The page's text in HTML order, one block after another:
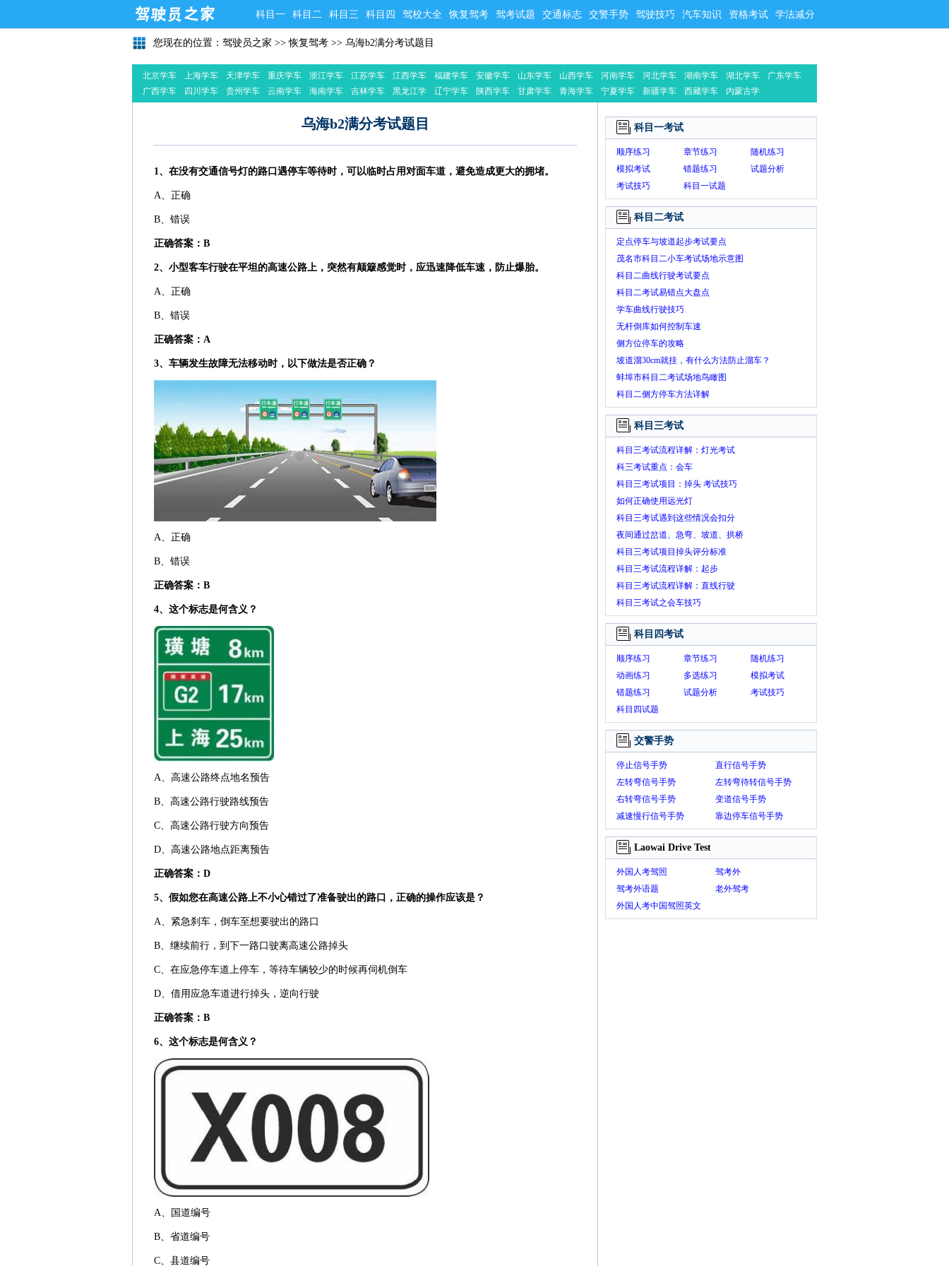
科目一 科目二 科目三 科目四 驾校大全 恢复驾考 驾考试题 交通标志 交警手势 驾驶技巧 汽车知识 资格考试 学法减分
您现在的位置： 驾驶员之家 >>恢复驾考 >> 乌海b2满分考试题目
北京学车 上海学车 天津学车 重庆学车 浙江学车 江苏学车 江西学车 福建学车 安徽学车 山东学车 山西学车 河南学车 河北学车 湖南学车 湖北学车
广东学车
广西学车
四川学车 贵州学车 云南学车 海南学车 吉林学车
黑龙江学
辽宁学车 陕西学车 甘肃学车 青海学车 宁夏学车 新疆学车 西藏学车
内蒙古学
乌海b2满分考试题目
1、在没有交通信号灯的路口遇停车等待时，可以临时占用对面车道，避免造成更大的拥堵。
A、正确
B、错误
正确答案：B
2、小型客车行驶在平坦的高速公路上，突然有颠簸感觉时，应迅速降低车速，防止爆胎。
A、正确
B、错误
正确答案：A
3、车辆发生故障无法移动时，以下做法是否正确？
A、正确
B、错误
正确答案：B
4、这个标志是何含义？
A、高速公路终点地名预告
B、高速公路行驶路线预告
C、高速公路行驶方向预告
D、高速公路地点距离预告
正确答案：D
5、假如您在高速公路上不小心错过了准备驶出的路口，正确的操作应该是？
A、紧急刹车，倒车至想要驶出的路口
B、继续前行，到下一路口驶离高速公路掉头
C、在应急停车道上停车，等待车辆较少的时候再伺机倒车
D、借用应急车道进行掉头，逆向行驶
正确答案：B
6、这个标志是何含义？
A、国道编号
B、省道编号
C、县道编号
科目一考试
顺序练习 章节练习
随机练习
模拟考试
错题练习
试题分析
考试技巧
科目一试题
科目二考试
定点停车与坡道起步考试要点
茂名市科目二小车考试场地示意图
科目二曲线行驶考试要点
科目二考试易错点大盘点
学车曲线行驶技巧
无杆倒库如何控制车速
侧方位停车的攻略
坡道溜30cm就挂，有什么方法防止溜车？
蚌埠市科目二考试场地鸟瞰图
科目二侧方停车方法详解
科目三考试
科目三考试流程详解：灯光考试
科三考试重点：会车
科目三考试项目：掉头 考试技巧
如何正确使用远光灯
科目三考试遇到这些情况会扣分
夜间通过岔道、急弯、坡道、拱桥
科目三考试项目掉头评分标准
科目三考试流程详解：起步
科目三考试流程详解：直线行驶
科目三考试之会车技巧
科目四考试
顺序练习 章节练习
随机练习
动画练习
多选练习
模拟考试
错题练习
试题分析
考试技巧
科目四试题
交警手势
停止信号手势
直行信号手势
左转弯信号手势
左转弯待转信号手势
右转弯信号手势
变道信号手势
减速慢行信号手势
靠边停车信号手势
Laowai Drive Test
外国人考驾照
驾考外
驾考外语题
老外驾考
外国人考中国驾照英文